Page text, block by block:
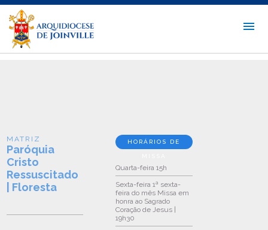
MATRIZ
Paróquia
Cristo
Ressuscitado
| Floresta
HORÁRIOS DE
Quarta-feira 15h
Sexta-feira 1ª sexta-
feira do mês Missa em
honra ao Sagrado
Coração de Jesus |
19h30